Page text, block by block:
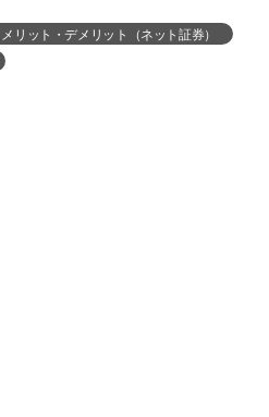
メリット・デメリット（ネット証券）